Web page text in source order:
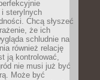
i sterylnych
Chcą słyszeć
że ich
schludnie na
również relację
ją kontrolować,
nie musi już być
Może być